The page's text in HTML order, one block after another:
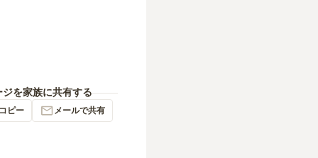
ジを家族に共有する
ピー メールで共有